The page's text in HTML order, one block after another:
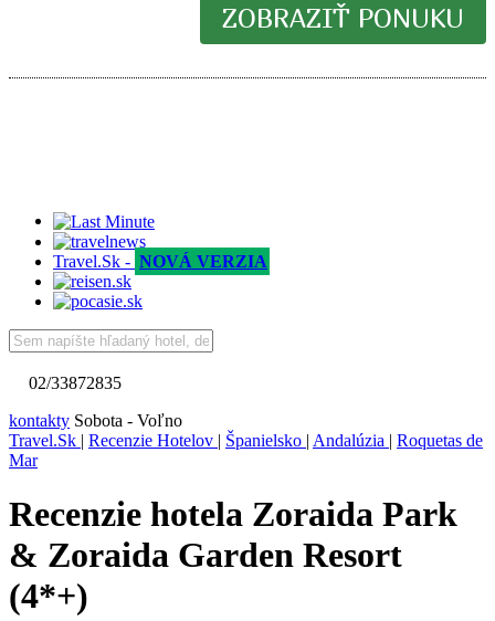
ZOBRAZIŤ PONUKU
Travel.Sk - NOVÁ VERZIA
02/33872835
kontakty Sobota - Voľno
Travel.Sk | Recenzie Hotelov | Španielsko | Andalúzia | Roquetas de
Mar
Recenzie hotela Zoraida Park
& Zoraida Garden Resort
(4*+)